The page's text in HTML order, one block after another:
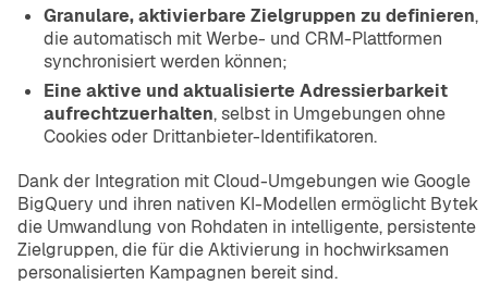
Granulare, aktivierbare Zielgruppen zu definieren,
die automatisch mit Werbe- und CRM-Plattformen
synchronisiert werden können;
Eine aktive und aktualisierte Adressierbarkeit
aufrechtzuerhalten, selbst in Umgebungen ohne
Cookies oder Drittanbieter-Identifikatoren.
Dank der Integration mit Cloud-Umgebungen wie Google
BigQuery und ihren nativen KI-Modellen ermöglicht Bytek
die Umwandlung von Rohdaten in intelligente, persistente
Zielgruppen, die für die Aktivierung in hochwirksamen
personalisierten Kampagnen bereit sind.